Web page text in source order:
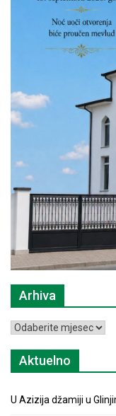
Arhiva
Arhiva
Aktuelno
U Azizija džamiji u